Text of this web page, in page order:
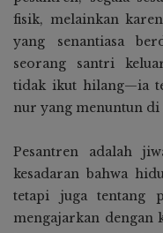
fisik, melainkan
yang senantiasa
seorang santri
tidak ikut hilang—ia
nur yang menuntun di
Pesantren adalah
kesadaran bahwa
tetapi juga tentang
mengajarkan dengan